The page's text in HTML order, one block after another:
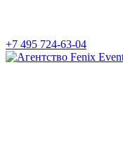
+7 495 724-63-04